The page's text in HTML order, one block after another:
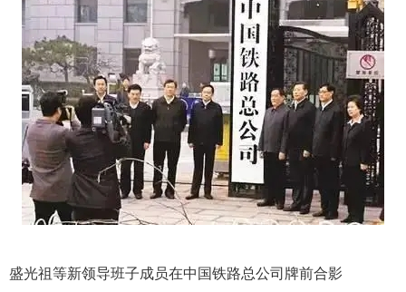
盛光祖等新领导班子成员在中国铁路总公司牌前合影